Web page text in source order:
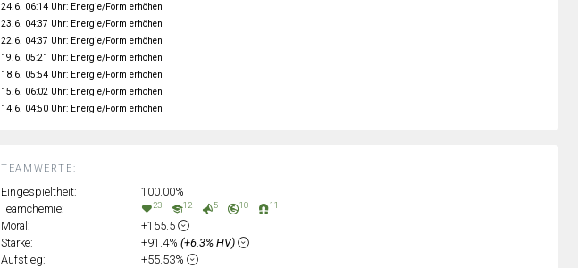
TEAMWERTE:
Eingespieltheit:
100.00%
Teamchemie:
23 12 5 10 11
Moral:
+155.5
Stärke:
+91.4% (+6.3% HV)
Aufstieg:
+55.53%
24.6. 06:14 Uhr: Energie/Form erhöhen
23.6. 04:37 Uhr: Energie/Form erhöhen
22.6. 04:37 Uhr: Energie/Form erhöhen
19.6. 05:21 Uhr: Energie/Form erhöhen
18.6. 05:54 Uhr: Energie/Form erhöhen
15.6. 06:02 Uhr: Energie/Form erhöhen
14.6. 04:50 Uhr: Energie/Form erhöhen